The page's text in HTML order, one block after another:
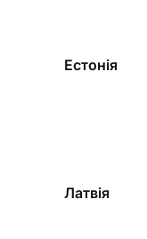
Естонія
Латвія